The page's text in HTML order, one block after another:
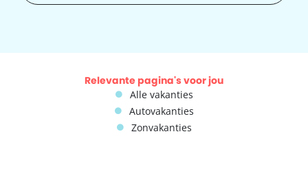
Relevante pagina's voor jou
Alle vakanties
Autovakanties
Zonvakanties